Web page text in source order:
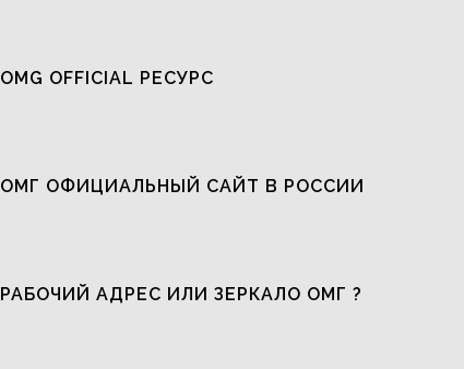
OMG OFFICIAL РЕСУРС
ОМГ ОФИЦИАЛЬНЫЙ САЙТ В РОССИИ
РАБОЧИЙ АДРЕС ИЛИ ЗЕРКАЛО ОМГ ?